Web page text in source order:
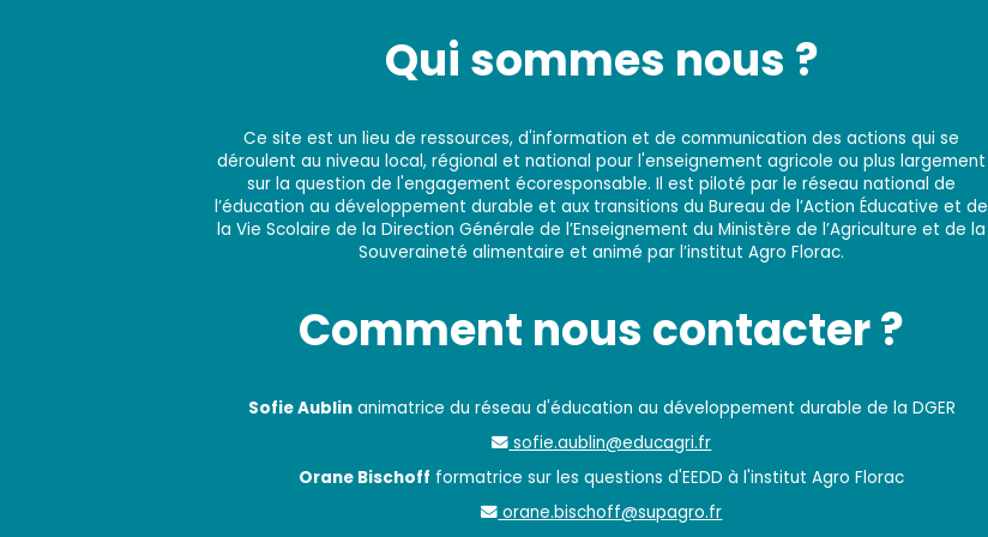
Qui sommes nous ?
Ce site est un lieu de ressources, d'information et de communication des actions qui se
déroulent au niveau local, régional et national pour l'enseignement agricole ou plus largement
sur la question de l'engagement écoresponsable. Il est piloté par le réseau national de
l’éducation au développement durable et aux transitions du Bureau de l’Action Éducative et de
la Vie Scolaire de la Direction Générale de l’Enseignement du Ministère de l’Agriculture et de la
Souveraineté alimentaire et animé par l’institut Agro Florac.
Comment nous contacter ?
Sofie Aublinanimatrice du réseau d'éducation au développement durable de la DGER
sofie.aublin@educagri.fr
Orane Bischoff formatrice sur les questions d'EEDD à l'institut Agro Florac
orane.bischoff@supagro.fr